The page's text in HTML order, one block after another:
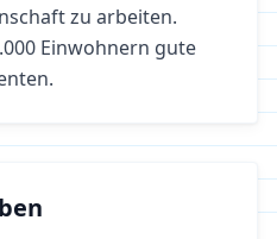
zu arbeiten.
Einwohnern gute